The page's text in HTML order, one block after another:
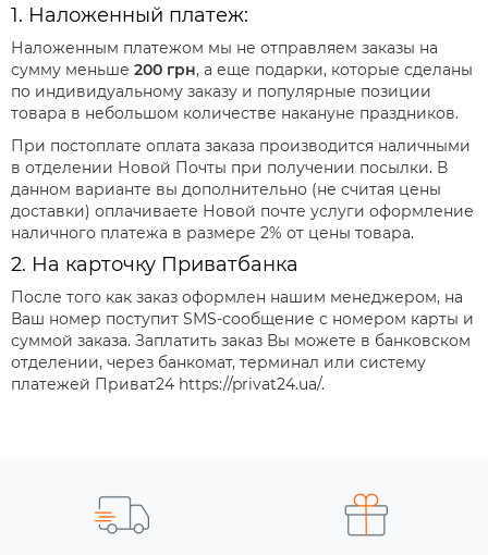
1. Наложенный платеж:
Наложенным платежом мы не отправляем заказы на
сумму меньше 200 грн, а еще подарки, которые сделаны
по индивидуальному заказу и популярные позиции
товара в небольшом количестве накануне праздников.
При постоплате оплата заказа производится наличными
в отделении Новой Почты при получении посылки. В
данном варианте вы дополнительно (не считая цены
доставки) оплачиваете Новой почте услуги оформление
наличного платежа в размере 2% от цены товара.
2. На карточку Приватбанка
После того как заказ оформлен нашим менеджером, на
Ваш номер поступит SMS-сообщение с номером карты и
суммой заказа. Заплатить заказ Вы можете в банковском
отделении, через банкомат, терминал или систему
платежей Приват24 https://privat24.ua/.